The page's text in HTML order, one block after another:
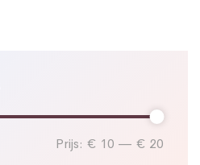
Prijs: € 10 — € 20